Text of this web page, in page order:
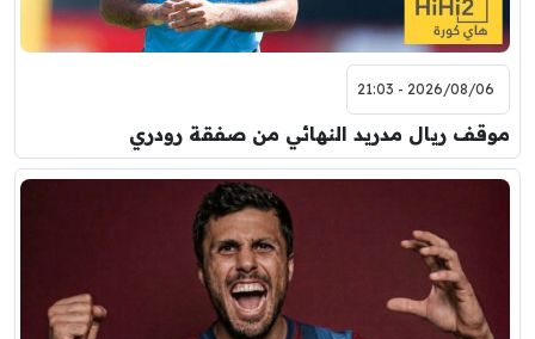
2026/08/06 - 21:03
موقف ريال مدريد النهائي من صفقة رودري